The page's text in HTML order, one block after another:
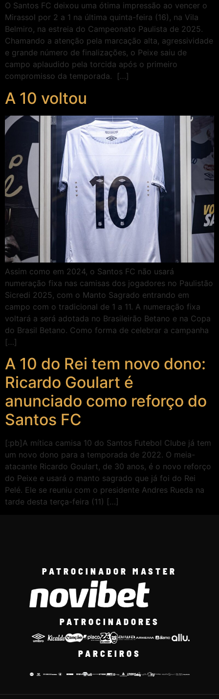
O Santos FC deixou uma ótima impressão ao vencer o
Mirassol por 2 a 1 na última quinta-feira (16), na Vila
Belmiro, na estreia do Campeonato Paulista de 2025.
Chamando a atenção pela marcação alta, agressividade
e grande número de finalizações, o Peixe saiu de
campo aplaudido pela torcida após o primeiro
compromisso da temporada. […]
A 10 voltou
Assim como em 2024, o Santos FC não usará
numeração fixa nas camisas dos jogadores no Paulistão
Sicredi 2025, com o Manto Sagrado entrando em
campo com o tradicional de 1 a 11. A numeração fixa
voltará a será adotada no Brasileirão Betano e na Copa
do Brasil Betano. Como forma de celebrar a campanha
[…]
A 10 do Rei tem novo dono:
Ricardo Goulart é
anunciado como reforço do
Santos FC
[:pb]A mítica camisa 10 do Santos Futebol Clube já tem
um novo dono para a temporada de 2022. O meia-
atacante Ricardo Goulart, de 30 anos, é o novo reforço
do Peixe e usará o manto sagrado que já foi do Rei
Pelé. Ele se reuniu com o presidente Andres Rueda na
tarde desta terça-feira (11) […]
PATROCINADOR MASTER
PATROCINADORES
PARCEIROS